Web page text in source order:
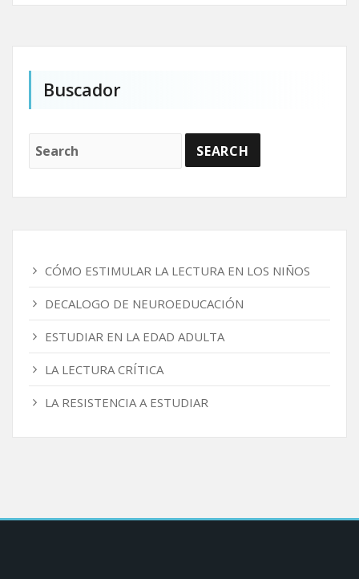
Buscador
CÓMO ESTIMULAR LA LECTURA EN LOS NIÑOS
DECALOGO DE NEUROEDUCACIÓN
ESTUDIAR EN LA EDAD ADULTA
LA LECTURA CRÍTICA
LA RESISTENCIA A ESTUDIAR